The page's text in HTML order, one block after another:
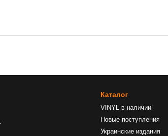
Каталог
VINYL в наличии
Новые поступления
Украинские издания